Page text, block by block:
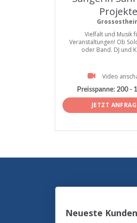
Projekte
Vielfalt und Musik
Veranstaltungen! Ob
oder Band. DJ und
Video
Preisspanne: 200 -
JETZT
Neueste